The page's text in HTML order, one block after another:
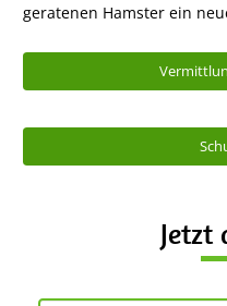
geratenen Hamster ein
Jetzt